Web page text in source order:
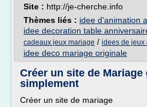
Site : http://je-cherche.info
Thèmes liés : idee d'animation
idee decoration table
cadeaux jeux mariage / idees de jeux
idee deco mariage originale
Créer un site de
simplement
Créer un site de mariage